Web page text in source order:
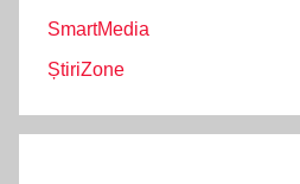
SmartMedia
ȘtiriZone